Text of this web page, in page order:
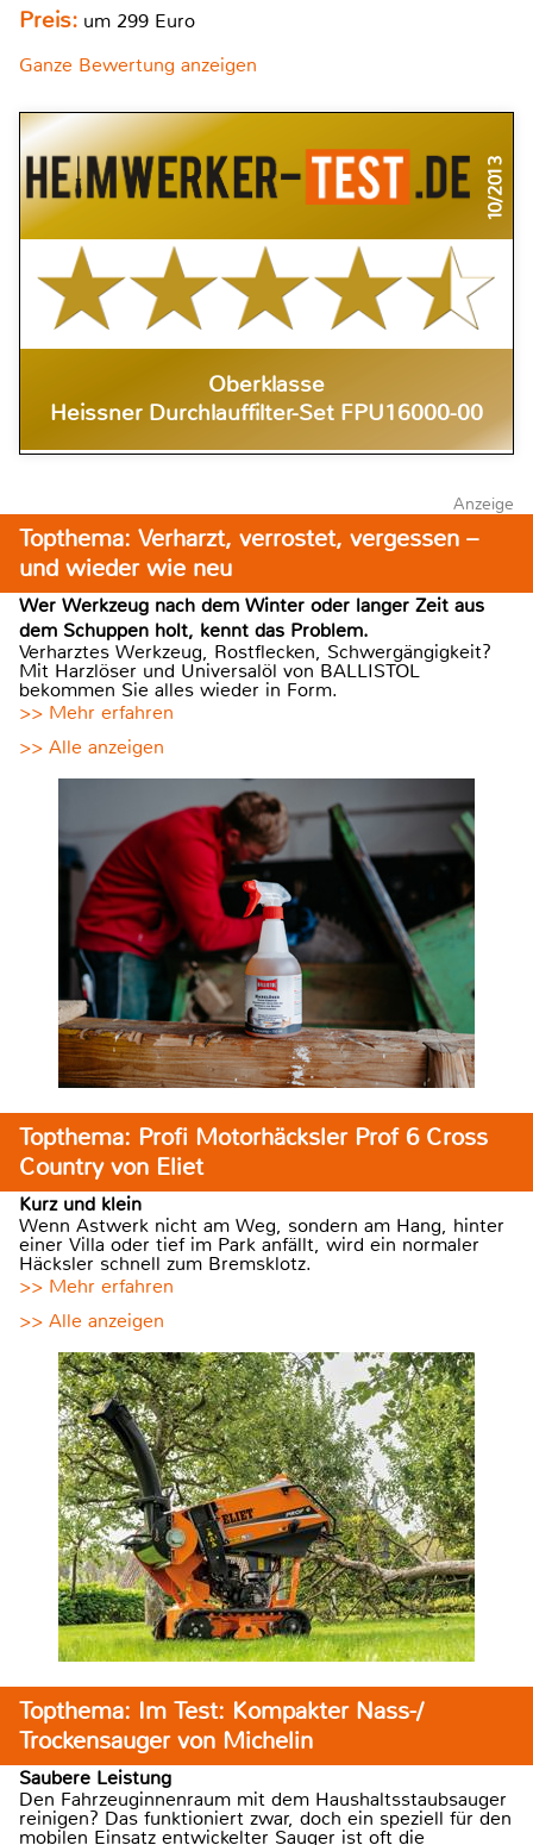
Preis: um 299 Euro
Ganze Bewertung anzeigen
10/2013
Oberklasse
Heissner Durchlauffilter-Set FPU16000-00
Anzeige
Topthema: Verharzt, verrostet, vergessen –
und wieder wie neu
Wer Werkzeug nach dem Winter oder langer Zeit aus
dem Schuppen holt, kennt das Problem.
Verharztes Werkzeug, Rostflecken, Schwergängigkeit?
Mit Harzlöser und Universalöl von BALLISTOL
bekommen Sie alles wieder in Form.
>> Mehr erfahren
>> Alle anzeigen
Topthema: Profi Motorhäcksler Prof 6 Cross
Country von Eliet
Kurz und klein
Wenn Astwerk nicht am Weg, sondern am Hang, hinter
einer Villa oder tief im Park anfällt, wird ein normaler
Häcksler schnell zum Bremsklotz.
>> Mehr erfahren
>> Alle anzeigen
Topthema: Im Test: Kompakter Nass-/
Trockensauger von Michelin
Saubere Leistung
Den Fahrzeuginnenraum mit dem Haushaltsstaubsauger
reinigen? Das funktioniert zwar, doch ein speziell für den
mobilen Einsatz entwickelter Sauger ist oft die